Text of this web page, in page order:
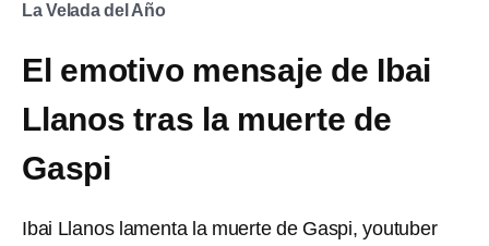
La Velada del Año
El emotivo mensaje de Ibai
Llanos tras la muerte de
Gaspi
Ibai Llanos lamenta la muerte de Gaspi, youtuber